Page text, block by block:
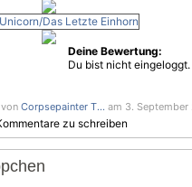
Deine Bewertung:
Du bist nicht eingeloggt.
Corpsepainter T... am 3. September
zu schreiben